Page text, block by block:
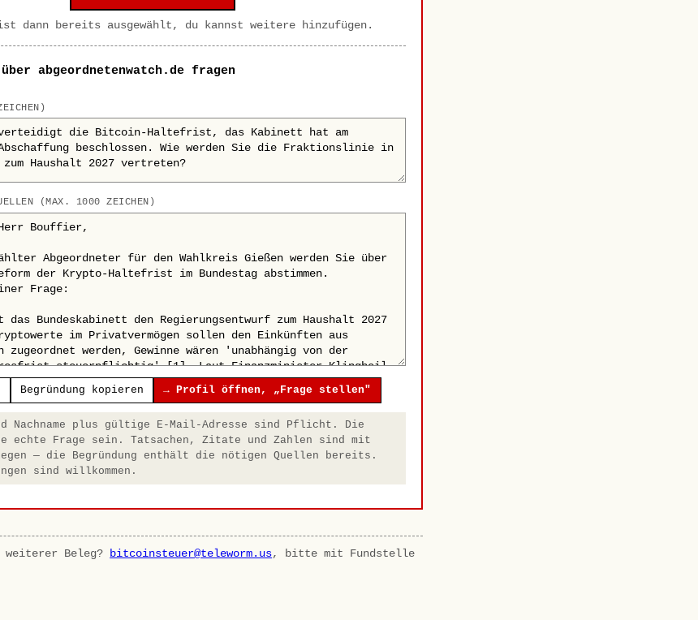
ist dann bereits ausgewählt, du kannst weitere hinzufügen.
abgeordnetenwatch.de fragen
(MAX. 1000 ZEICHEN)
Begründung kopieren → Profil öffnen, „Frage stellen"
Nachname plus gültige E-Mail-Adresse sind Pflicht. Die
echte Frage sein. Tatsachen, Zitate und Zahlen sind mit
— die Begründung enthält die nötigen Quellen bereits.
sind willkommen.
Beleg? bitcoinsteuer@teleworm.us, bitte mit Fundstelle